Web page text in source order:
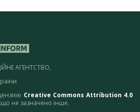
АГЕНТСТВО,
Creative Commons Attribution 4.0
не зазначено інше.